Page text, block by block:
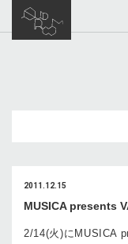
2011.12.15
MUSICA presents
2/14(火)にMUSICA